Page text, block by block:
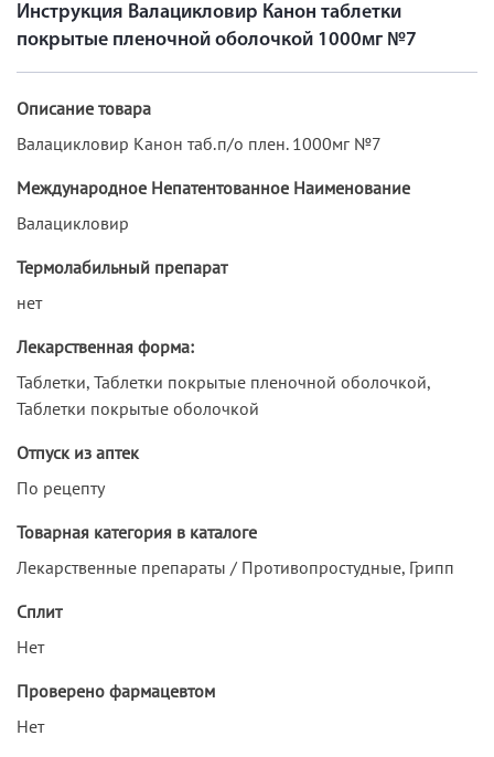
Инструкция Валацикловир Канон таблетки
покрытые пленочной оболочкой 1000мг №7
Описание товара
Валацикловир Канон таб.п/о плен. 1000мг №7
Международное Непатентованное Наименование
Валацикловир
Термолабильный препарат
нет
Лекарственная форма:
Таблетки, Таблетки покрытые пленочной оболочкой,
Таблетки покрытые оболочкой
Отпуск из аптек
По рецепту
Товарная категория в каталоге
Лекарственные препараты / Противопростудные, Грипп
Сплит
Нет
Проверено фармацевтом
Нет